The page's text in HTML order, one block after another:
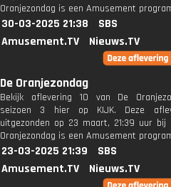
Oranjezondag is een Amusement
30-03-2025 21:38
SBS
Amusement.TV
Nieuws.TV
De Oranjezondag
Bekijk aflevering 10 van De
seizoen 3 hier op KIJK. Deze
uitgezonden op 23 maart, 21:39 uur bij
Oranjezondag is een Amusement
23-03-2025 21:39
SBS
Amusement.TV
Nieuws.TV